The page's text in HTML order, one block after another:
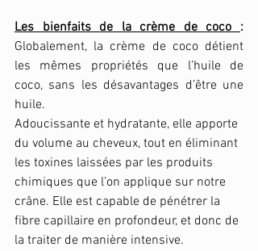
Les bienfaits de la crème de coco :
Globalement, la crème de coco détient
les mêmes propriétés que l’huile de
coco, sans les désavantages d’être une
huile.
Adoucissante et hydratante, elle apporte
du volume au cheveux, tout en éliminant
les toxines laissées par les produits
chimiques que l’on applique sur notre
crâne. Elle est capable de pénétrer la
fibre capillaire en profondeur, et donc de
la traiter de manière intensive.